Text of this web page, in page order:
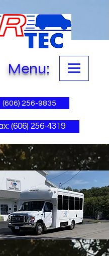
Menu:
(606) 256-9835
(606) 256-4319